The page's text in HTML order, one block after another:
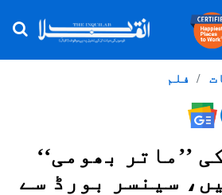
فلم
’’ماتر بھومی‘‘
سینسر بورڈ سے